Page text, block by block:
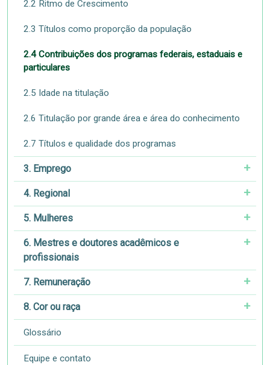
2.2 Ritmo de Crescimento
2.3 Títulos como proporção da população
2.4 Contribuições dos programas federais, estaduais e
particulares
2.5 Idade na titulação
2.6 Titulação por grande área e área do conhecimento
2.7 Títulos e qualidade dos programas
3. Emprego
4. Regional
5. Mulheres
6. Mestres e doutores acadêmicos e
profissionais
7. Remuneração
8. Cor ou raça
Glossário
Equipe e contato